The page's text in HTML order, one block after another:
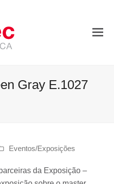
Gray E.1027
Eventos/Exposições
da Exposição –